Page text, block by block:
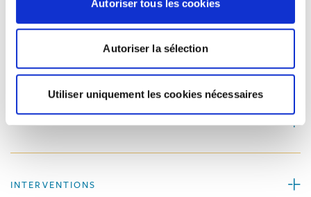
Autoriser tous les cookies
Autoriser la sélection
Utiliser uniquement les cookies nécessaires
En savoir plus sur Rafael Dezelee Roque
FORMATION
INTERVENTIONS